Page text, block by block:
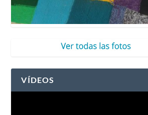
VÍDEOS